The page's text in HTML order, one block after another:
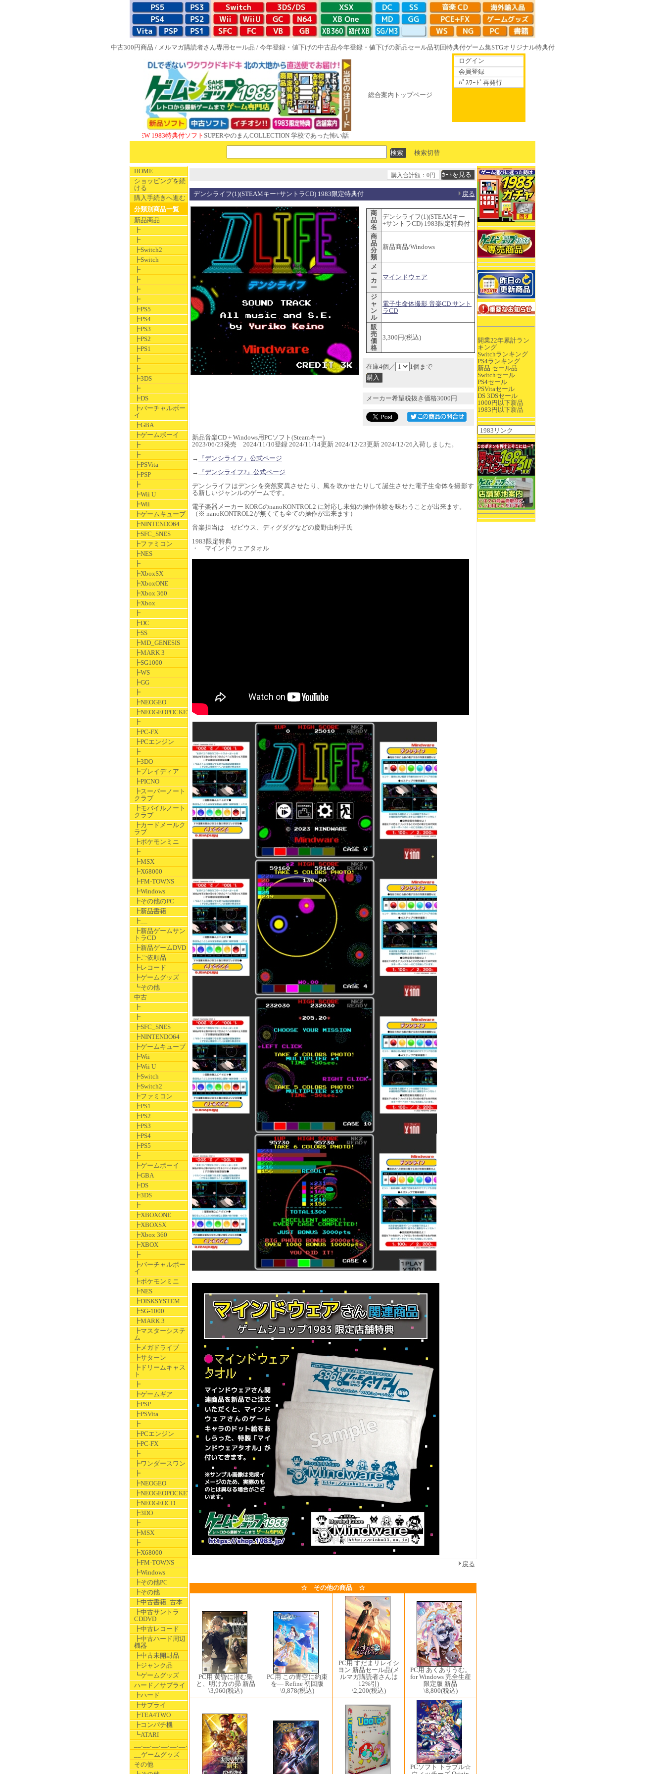
中古300円商品 / メルマガ購読者さん専用セール品 / 今年登録・値下げの中古品今年登録・値下げの新品セール品初回特典付ゲーム集STGオリジナル特典付
総合案内トップページ
NEW 1983特典付ソフトSUPERやのまんCOLLECTION 学校であった怖い話と晦󠄀つきこもり ルート16R やがて散りゆく鏡の花へ 70年代風ロボットアニメ ゲッP-X アレサCOLLECTION
ログイン
会員登録
ﾊﾟｽﾜｰﾄﾞ再発行
検索切替
HOME
ショッピングを続
ける
購入手続きへ進む
分類別商品一覧
新品商品
┣
┣
┣Switch2
┣Switch
┣
┣
┣
┣
┣PS5
┣PS4
┣PS3
┣PS2
┣PS1
┣
┣
┣3DS
┣
┣DS
┣バーチャルボー
イ
┣GBA
┣ゲームボーイ
┣
┣
┣PSVita
┣PSP
┣
┣Wii U
┣Wii
┣ゲームキューブ
┣NINTENDO64
┣SFC_SNES
┣ファミコン
┣NES
┣
┣XboxSX
┣XboxONE
┣Xbox 360
┣Xbox
┣
┣DC
┣SS
┣MD_GENESIS
┣MARK 3
┣SG1000
┣WS
┣GG
┣
┣NEOGEO
┣NEOGEOPOCKET
┣
┣PC-FX
┣PCエンジン
┣
┣3DO
┣プレイディア
┣PICNO
┣スーパーノート
クラブ
┣モバイルノート
クラブ
┣カードメールク
ラブ
┣ポケモンミニ
┣
┣MSX
┣X68000
┣FM-TOWNS
┣Windows
┣その他のPC
┣新品書籍
┣__
┣新品ゲームサン
トラCD
┣新品ゲームDVD
┣ご依頼品
┣レコード
┣ゲームグッズ
┗その他
中古
┣
┣
┣SFC_SNES
┣NINTENDO64
┣ゲームキューブ
┣Wii
┣Wii U
┣Switch
┣Switch2
┣ファミコン
┣PS1
┣PS2
┣PS3
┣PS4
┣PS5
┣
┣ゲームボーイ
┣GBA
┣DS
┣3DS
┣
┣XBOXONE
┣XBOXSX
┣Xbox 360
┣XBOX
┣
┣バーチャルボー
イ
┣ポケモンミニ
┣NES
┣DISKSYSTEM
┣SG-1000
┣MARK 3
┣マスターシステ
ム
┣メガドライブ
┣サターン
┣ドリームキャス
ト
┣
┣ゲームギア
┣PSP
┣PSVita
┣
┣PCエンジン
┣PC-FX
┣
┣ワンダースワン
┣
┣NEOGEO
┣NEOGEOPOCKET
┣NEOGEOCD
┣3DO
┣
┣MSX
┣
┣X68000
┣FM-TOWNS
┣Windows
┣その他PC
┣その他
┣中古書籍_古本
┣中古サントラ
CDDVD
┣中古レコード
┣中古ハード周辺
機器
┣中古未開封品
┣ジャンク品
┗ゲームグッズ
ハード／サプライ
┣ハード
┣サプライ
┣TEA4TWO
┣コンパチ機
┗ATARI
__:__:__:__:__:__:__
__ゲームグッズ
その他
開業22年累計ラン
キング
Switchランキング
PS4ランキング
新品 セール品
Switchセール
PS4セール
PSVitaセール
DS 3DSセール
1000円以下新品
1983円以下新品
購入合計額：0円
デンシライフ(1)(STEAMキー+サントラCD) 1983限定特典付 戻る
商
品
名
デンシライフ(1)(STEAMキー
+サントラCD) 1983限定特典付
商
品
分
類
新品商品/Windows
メ
ー
カ
ー
マインドウェア
ジ
ャ
ン
ル
電子生命体撮影 音楽CD サント
ラCD
販
売
価
格
3,300円(税込)
在庫4個／ 1個まで
メーカー希望税抜き価格3000円
新品音楽CD + Windows用PCソフト(Steamキー)
2023/06/23発売 2024/11/10登録 2024/11/14更新 2024/12/23更新 2024/12/26入荷しました。
→
『デンシライフ』公式ページ
→
『デンシライフ2』公式ページ
デンシライフはデンシを突然変異させたり、風を吹かせたりして誕生させた電子生命体を撮影す
る新しいジャンルのゲームです。
電子楽器メーカー KORGのnanoKONTROL2 に対応し未知の操作体験を味わうことが出来ます。
（※ nanoKONTROL2が無くても全ての操作が出来ます）
音楽担当は ゼビウス、ディグダグなどの慶野由利子氏
1983限定特典
・ マインドウェアタオル
戻る
☆ その他の商品 ☆
PC用 黄昏に潜む梟
と、明け方の昴 新品
\3,960(税込)
PC用 この青空に約束
を― Refine 初回版
\9,878(税込)
PC用 すだまリレイシ
ヨン 新品セール品(メ
ルマガ購読者さんは
12%引)
\2,200(税込)
PC用 あくありうむ。
for Windows 完全生産
限定版 新品
\8,800(税込)
PCソフト トラブル☆